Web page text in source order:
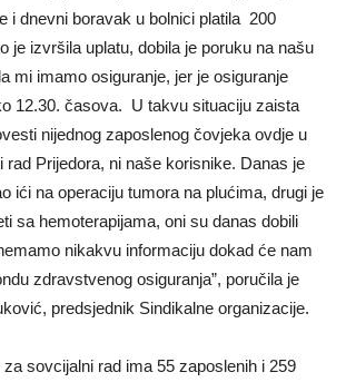
i dnevni boravak u bolnici platila 200
je izvršila uplatu, dobila je poruku na našu
mi imamo osiguranje, jer je osiguranje
12.30. časova. U takvu situaciju zaista
nijednog zaposlenog čovjeka ovdje u
rad Prijedora, ni naše korisnike. Danas je
ići na operaciju tumora na plućima, drugi je
sa hemoterapijama, oni su danas dobili
nikakvu informaciju dokad će nam
zdravstvenog osiguranja”, poručila je
predsjednik Sindikalne organizacije.
sovcijalni rad ima 55 zaposlenih i 259